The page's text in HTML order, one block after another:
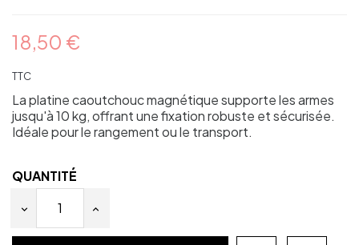
18,50 €
TTC
La platine caoutchouc magnétique supporte les armes
jusqu'à 10 kg, offrant une fixation robuste et sécurisée.
Idéale pour le rangement ou le transport.
QUANTITÉ